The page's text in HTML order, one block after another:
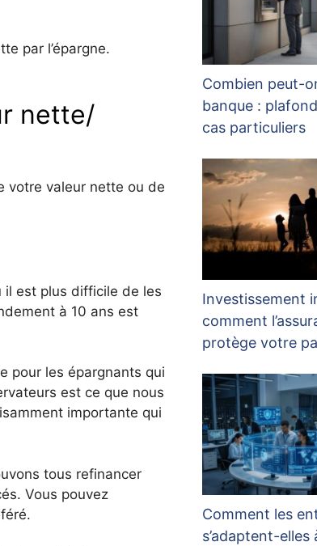
par l’épargne.
nette/
votre valeur nette ou de
il est plus difficile de les
à 10 ans est
pour les épargnants qui
est ce que nous
importante qui
tous refinancer
Vous pouvez
Combien peut-
banque :
cas particuliers
Investissement
comment
protège votre
Comment les
s’adaptent-elles